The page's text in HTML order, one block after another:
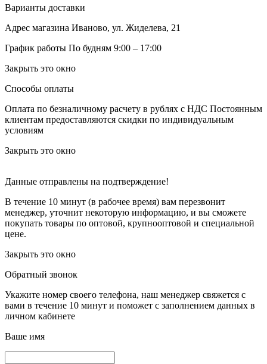
Варианты доставки
Адрес магазина Иваново, ул. Жиделева, 21
График работы По будням 9:00 – 17:00
Закрыть это окно
Способы оплаты
Оплата по безналичному расчету в рублях с НДС Постоянным
клиентам предоставляются скидки по индивидуальным
условиям
Закрыть это окно
Данные отправлены на подтверждение!
В течение 10 минут (в рабочее время) вам перезвонит
менеджер, уточнит некоторую информацию, и вы сможете
покупать товары по оптовой, крупнооптовой и специальной
цене.
Закрыть это окно
Обратный звонок
Укажите номер своего телефона, наш менеджер свяжется с
вами в течение 10 минут и поможет с заполнением данных в
личном кабинете
Ваше имя